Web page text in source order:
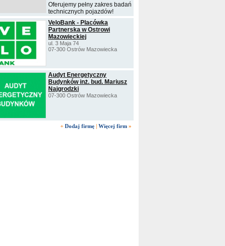
Oferujemy pełny zakres badań
technicznych pojazdów!
VeloBank - Placówka
Partnerska w Ostrowi
Mazowieckiej
ul. 3 Maja 74
07-300 Ostrów Mazowiecka
Audyt Energetyczny
Budynków inż. bud. Mariusz
Najgrodzki
07-300 Ostrów Mazowiecka
+ Dodaj firmę | Więcej firm »